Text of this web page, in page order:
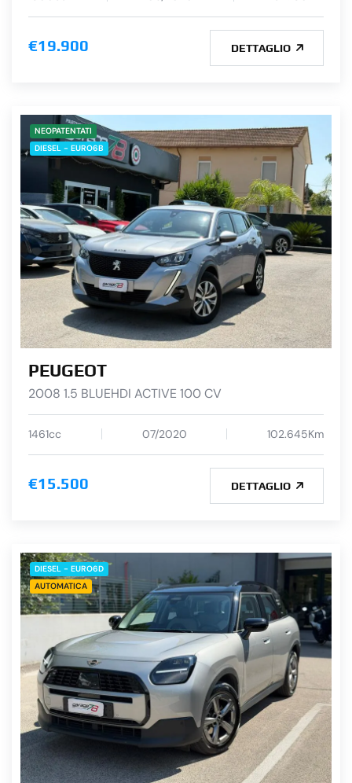
€19.900 DETTAGLIO
NEOPATENTATI
DIESEL - EURO6B
PEUGEOT
2008 1.5 BLUEHDI ACTIVE 100 CV
1461cc 07/2020 102.645Km
€15.500 DETTAGLIO
DIESEL - EURO6D
AUTOMATICA